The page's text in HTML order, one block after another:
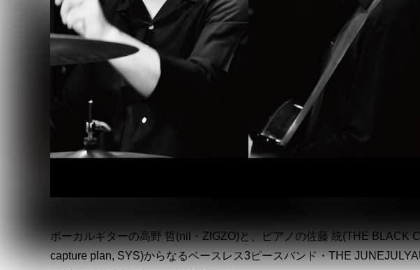
ボーカルギターの高野 哲(nil・ZIGZO)と、ピアノの佐藤 統(THE BLACK
capture plan, SYS)からなるベースレス3ピースバンド・THE